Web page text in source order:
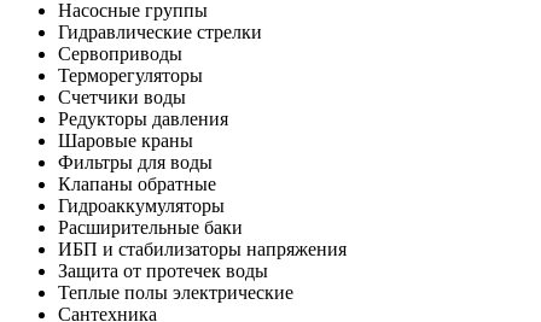
Насосные группы
Гидравлические стрелки
Сервоприводы
Терморегуляторы
Счетчики воды
Редукторы давления
Шаровые краны
Фильтры для воды
Клапаны обратные
Гидроаккумуляторы
Расширительные баки
ИБП и стабилизаторы напряжения
Защита от протечек воды
Теплые полы электрические
Сантехника